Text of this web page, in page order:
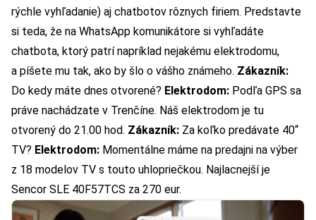
rýchle vyhľadanie) aj chatbotov rôznych firiem. Predstavte
si teda, že na WhatsApp komunikátore si vyhľadáte
chatbota, ktorý patrí napríklad nejakému elektrodomu,
a píšete mu tak, ako by šlo o vášho známeho. Zákazník:
Do kedy máte dnes otvorené? Elektrodom: Podľa GPS sa
práve nachádzate v Trenčíne. Náš elektrodom je tu
otvorený do 21.00 hod. Zákazník: Za koľko predávate 40“
TV? Elektrodom: Momentálne máme na predajni na výber
z 18 modelov TV s touto uhlopriečkou. Najlacnejší je
Sencor SLE 40F57TCS za 270 eur.